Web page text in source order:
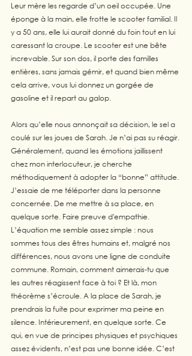
Leur mère les regarde d’un oeil occupée. Une
éponge à la main, elle frotte le scooter familial. Il
y a 50 ans, elle lui aurait donné du foin tout en lui
caressant la croupe. Le scooter est une bête
increvable. Sur son dos, il porte des familles
entières, sans jamais gémir, et quand bien même
cela arrive, vous lui donnez un gorgée de
gasoline et il repart au galop.
Alors qu’elle nous annonçait sa décision, le sel a
coulé sur les joues de Sarah. Je n’ai pas su réagir.
Généralement, quand les émotions jaillissent
chez mon interlocuteur, je cherche
méthodiquement à adopter la “bonne” attitude.
J’essaie de me téléporter dans la personne
concernée. De me mettre à sa place, en
quelque sorte. Faire preuve d'empathie.
L’équation me semble assez simple : nous
sommes tous des êtres humains et, malgré nos
différences, nous avons une ligne de conduite
commune. Romain, comment aimerais-tu que
les autres réagissent face à toi ? Et là, mon
théorème s’écroule. A la place de Sarah, je
prendrais la fuite pour exprimer ma peine en
silence. Intérieurement, en quelque sorte. Ce
qui, en vue de principes physiques et psychiques
assez évidents, n’est pas une bonne idée. C’est